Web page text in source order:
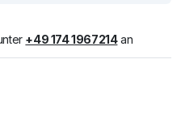
+49 174 1967214an